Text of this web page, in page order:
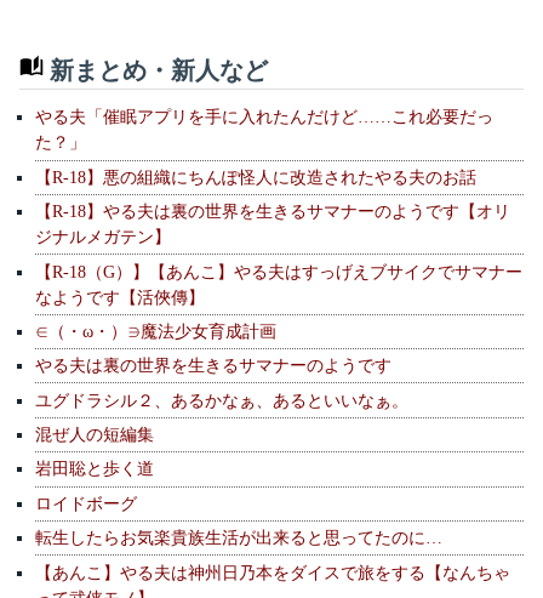
新まとめ・新人など
やる夫「催眠アプリを手に入れたんだけど……これ必要だっ
た？」
【R-18】悪の組織にちんぽ怪人に改造されたやる夫のお話
【R-18】やる夫は裏の世界を生きるサマナーのようです【オリ
ジナルメガテン】
【R-18（G）】【あんこ】やる夫はすっげえブサイクでサマナー
なようです【活俠傳】
∈（・ω・）∋魔法少女育成計画
やる夫は裏の世界を生きるサマナーのようです
ユグドラシル２、あるかなぁ、あるといいなぁ。
混ぜ人の短編集
岩田聡と歩く道
ロイドボーグ
転生したらお気楽貴族生活が出来ると思ってたのに…
【あんこ】やる夫は神州日乃本をダイスで旅をする【なんちゃ